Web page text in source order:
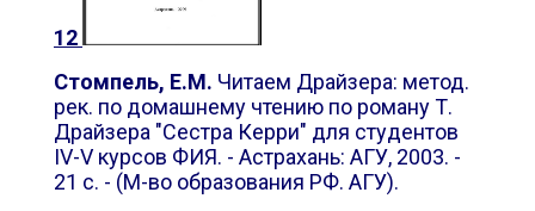
12
Стомпель, Е.М. Читаем Драйзера: метод.
рек. по домашнему чтению по роману Т.
Драйзера "Сестра Керри" для студентов
IV-V курсов ФИЯ. - Астрахань: АГУ, 2003. -
21 с. - (М-во образования РФ. АГУ).